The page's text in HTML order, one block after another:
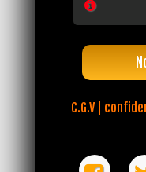
C.G.V |